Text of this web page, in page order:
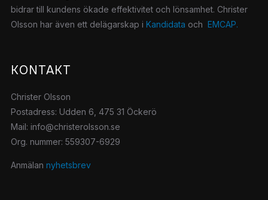
bidrar till kundens ökade effektivitet och lönsamhet. Christer
Olsson har även ett delägarskap i Kandidata och EMCAP.
KONTAKT
Christer Olsson
Postadress: Udden 6, 475 31 Öckerö
Mail: info@christerolsson.se
Org. nummer: 559307-6929
Anmälan nyhetsbrev